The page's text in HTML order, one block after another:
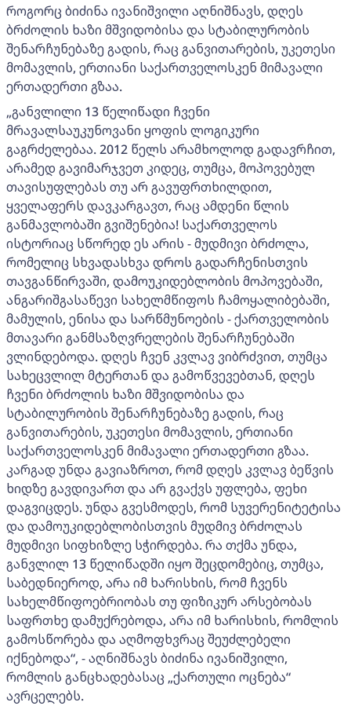
როგორც ბიძინა ივანიშვილი აღნიშნავს, დღეს
ბრძოლის ხაზი მშვიდობისა და სტაბილურობის
შენარჩუნებაზე გადის, რაც განვითარების, უკეთესი
მომავლის, ერთიანი საქართველოსკენ მიმავალი
ერთადერთი გზაა.
„განვლილი 13 წელიწადი ჩვენი
მრავალსაუკუნოვანი ყოფის ლოგიკური
გაგრძელებაა. 2012 წელს არამხოლოდ გადავრჩით,
არამედ გავიმარჯვეთ კიდეც, თუმცა, მოპოვებულ
თავისუფლებას თუ არ გავუფრთხილდით,
ყველაფერს დავკარგავთ, რაც ამდენი წლის
განმავლობაში გვიშენებია! საქართველოს
ისტორიაც სწორედ ეს არის - მუდმივი ბრძოლა,
რომელიც სხვადასხვა დროს გადარჩენისთვის
თავგანწირვაში, დამოუკიდებლობის მოპოვებაში,
ანგარიშგასაწევი სახელმწიფოს ჩამოყალიბებაში,
მამულის, ენისა და სარწმუნოების - ქართველობის
მთავარი განმსაზღვრელების შენარჩუნებაში
ვლინდებოდა. დღეს ჩვენ კვლავ ვიბრძვით, თუმცა
სახეცვლილ მტერთან და გამოწვევებთან, დღეს
ჩვენი ბრძოლის ხაზი მშვიდობისა და
სტაბილურობის შენარჩუნებაზე გადის, რაც
განვითარების, უკეთესი მომავლის, ერთიანი
საქართველოსკენ მიმავალი ერთადერთი გზაა.
კარგად უნდა გავიაზროთ, რომ დღეს კვლავ ბეწვის
ხიდზე გავდივართ და არ გვაქვს უფლება, ფეხი
დაგვიცდეს. უნდა გვესმოდეს, რომ სუვერენიტეტისა
და დამოუკიდებლობისთვის მუდმივ ბრძოლას
მუდმივი სიფხიზლე სჭირდება. რა თქმა უნდა,
განვლილ 13 წელიწადში იყო შეცდომებიც, თუმცა,
საბედნიეროდ, არა იმ ხარისხის, რომ ჩვენს
სახელმწიფოებრიობას თუ ფიზიკურ არსებობას
საფრთხე დამუქრებოდა, არა იმ ხარისხის, რომლის
გამოსწორება და აღმოფხვრაც შეუძლებელი
იქნებოდა“, - აღნიშნავს ბიძინა ივანიშვილი,
რომლის განცხადებასაც „ქართული ოცნება“
ავრცელებს.